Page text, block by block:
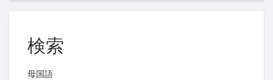
検索
母国語